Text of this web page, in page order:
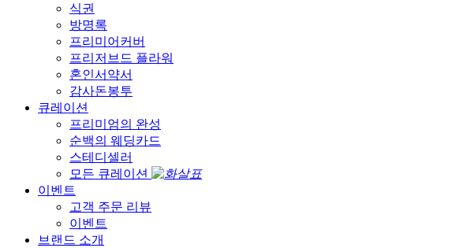
식권
방명록
프리미어커버
프리저브드 플라워
혼인서약서
감사돈봉투
큐레이션
프리미엄의 완성
순백의 웨딩카드
스테디셀러
모든 큐레이션
이벤트
고객 주문 리뷰
이벤트
브랜드 소개